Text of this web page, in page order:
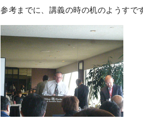
参考までに、講義の時の机のようすで